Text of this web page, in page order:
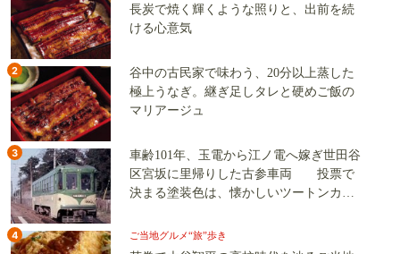
長炭で焼く輝くような照りと、出前を続
ける心意気
2
谷中の古民家で味わう、20分以上蒸した
極上うなぎ。継ぎ足しタレと硬めご飯の
マリアージュ
3
車齢101年、玉電から江ノ電へ嫁ぎ世田谷
区宮坂に里帰りした古参車両 投票で
決まる塗装色は、懐かしいツートンカラ
4 ご当地グルメ“旅”歩き